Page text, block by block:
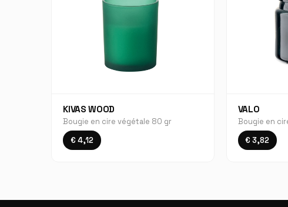
KIVAS WOOD
Bougie en cire végétale 80 gr
€ 4,12
VALO
Bougie en
€ 3,82